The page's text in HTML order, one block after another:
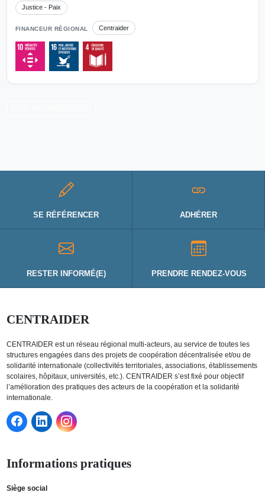
Justice - Paix
FINANCEUR RÉGIONAL Centraider
SE RÉFÉRENCER ADHÉRER
RESTER INFORMÉ(E) PRENDRE RENDEZ-VOUS
CENTRAIDER
CENTRAIDER est un réseau régional multi-acteurs, au service de toutes les
structures engagées dans des projets de coopération décentralisée et/ou de
solidarité internationale (collectivités territoriales, associations, établissements
scolaires, hôpitaux, universités, etc.). CENTRAIDER s’est fixé pour objectif
l’amélioration des pratiques des acteurs de la coopération et la solidarité
internationale.
Informations pratiques
Siège social